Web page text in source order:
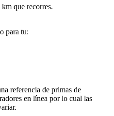
que recorres.
para tu:
referencia de primas de
en línea por lo cual las